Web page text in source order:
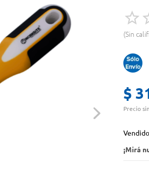
Sin
$
Precio
¡Mirá